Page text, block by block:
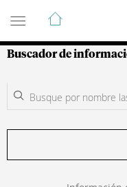
Guía de
Buscador de